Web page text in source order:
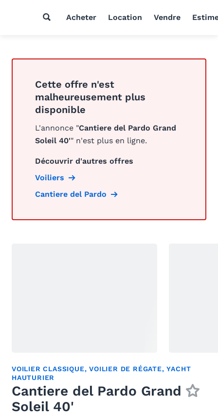
Acheter Location Vendre
Cette offre n'est
malheureusement plus
disponible
L'annonce "Cantiere del Pardo Grand
Soleil 40'" n'est plus en ligne.
Découvrir d'autres offres
Voiliers
Cantiere del Pardo
VOILIER CLASSIQUE,VOILIER DE RÉGATE,YACHT
HAUTURIER
Cantiere del Pardo Grand
Soleil 40'